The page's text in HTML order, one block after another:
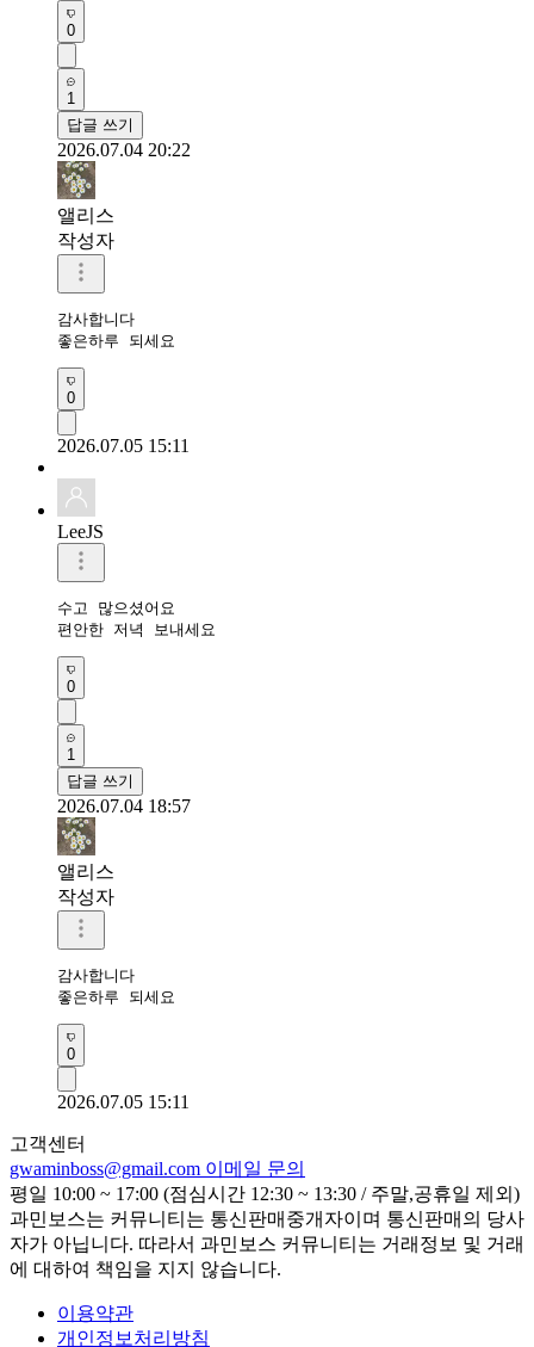
0
1
답글 쓰기
2026.07.04 20:22
앨리스
작성자
감사합니다
좋은하루 되세요
0
2026.07.05 15:11
LeeJS
수고 많으셨어요
편안한 저녁 보내세요
0
1
답글 쓰기
2026.07.04 18:57
앨리스
작성자
감사합니다
좋은하루 되세요
0
2026.07.05 15:11
고객센터
gwaminboss@gmail.com 이메일 문의
평일 10:00 ~ 17:00 (점심시간 12:30 ~ 13:30 / 주말,공휴일 제외)
과민보스는 커뮤니티는 통신판매중개자이며 통신판매의 당사
자가 아닙니다. 따라서 과민보스 커뮤니티는 거래정보 및 거래
에 대하여 책임을 지지 않습니다.
이용약관
개인정보처리방침